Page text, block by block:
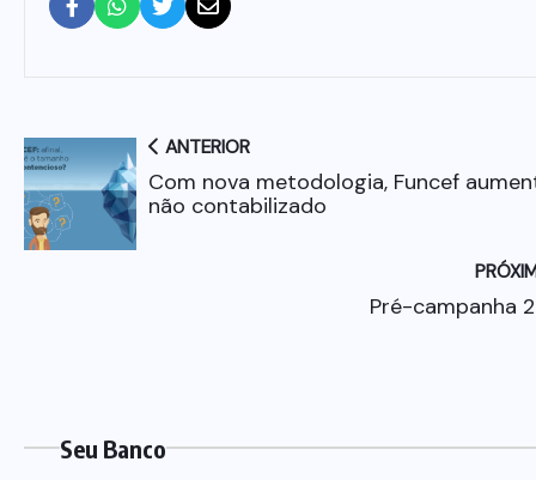
ANTERIOR
Com nova metodologia, Funcef
não contabilizado
Pré-campanha
Seu Banco